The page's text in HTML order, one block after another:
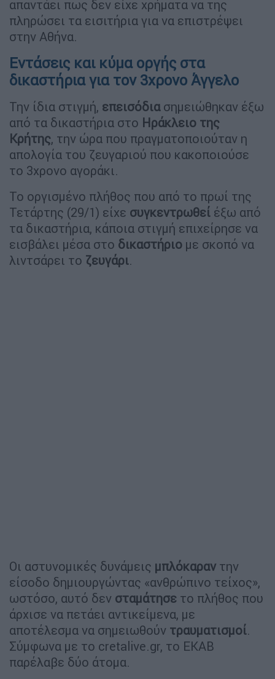
απαντάει πως δεν είχε χρήματα να της
πληρώσει τα εισιτήρια για να επιστρέψει
στην Αθήνα.
Εντάσεις και κύμα οργής στα
δικαστήρια για τον 3χρονο Άγγελο
Την ίδια στιγμή, επεισόδιασημειώθηκαν έξω
από τα δικαστήρια στο Ηράκλειο της
Κρήτης, την ώρα που πραγματοποιούταν η
απολογία του ζευγαριού που κακοποιούσε
το 3χρονο αγοράκι.
Το οργισμένο πλήθος που από το πρωί της
Τετάρτης (29/1) είχε συγκεντρωθεί έξω από
τα δικαστήρια, κάποια στιγμή επιχείρησε να
εισβάλει μέσα στο δικαστήριο με σκοπό να
λιντσάρει το ζευγάρι.
Οι αστυνομικές δυνάμεις μπλόκαραν την
είσοδο δημιουργώντας «ανθρώπινο τείχος»,
ωστόσο, αυτό δεν σταμάτησε το πλήθος που
άρχισε να πετάει αντικείμενα, με
αποτέλεσμα να σημειωθούν τραυματισμοί.
Σύμφωνα με το cretalive.gr, το ΕΚΑΒ
παρέλαβε δύο άτομα.